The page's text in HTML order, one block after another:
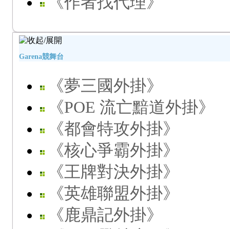
Garena競舞台
《夢三國外掛》
《POE 流亡黯道外掛》
《都會特攻外掛》
《核心爭霸外掛》
《王牌對決外掛》
《英雄聯盟外掛》
《鹿鼎記外掛》